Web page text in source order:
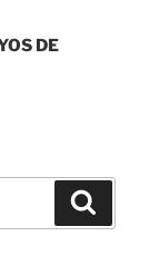
DE